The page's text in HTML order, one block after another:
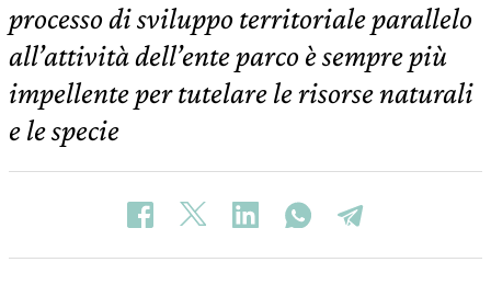
processo di sviluppo territoriale parallelo
all’attività dell’ente parco è sempre più
impellente per tutelare le risorse naturali
e le specie